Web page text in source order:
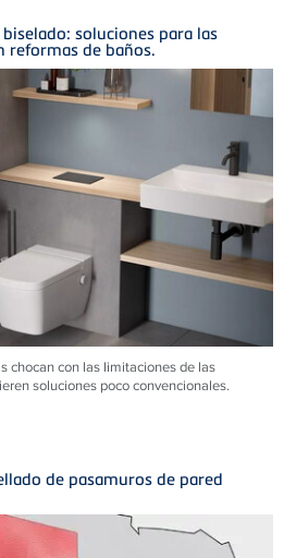
soluciones para las
reformas de baños.
chocan con las limitaciones de las
soluciones poco convencionales.
de pasamuros de pared